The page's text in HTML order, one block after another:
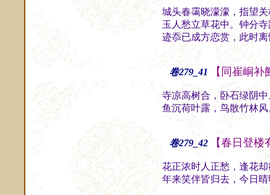
城头春霭晓濛濛，指望
玉人愁立草花中。钟分
迹忝已成方恋赏，此时
卷279_41 【同崔峒
寺凉高树合，卧石绿阴
鱼沉荷叶露，鸟散竹林
卷279_42 【春日登楼
花正浓时人正愁，逢花
年来笑伴皆归去，今日